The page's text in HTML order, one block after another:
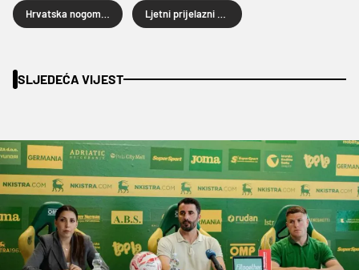
SLJEDEĆA VIJEST